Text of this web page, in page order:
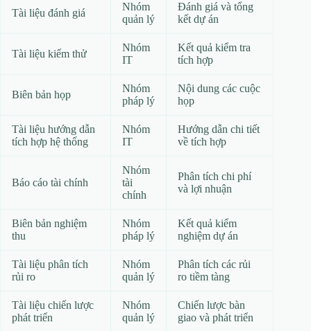
Tài liệu đánh giá
Nhóm
quản lý
Đánh giá và tổng
kết dự án
Tài liệu kiểm thử
Nhóm
IT
Kết quả kiểm tra
tích hợp
Biên bản họp
Nhóm
pháp lý
Nội dung các cuộc
họp
Tài liệu hướng dẫn
tích hợp hệ thống
Nhóm
IT
Hướng dẫn chi tiết
về tích hợp
Báo cáo tài chính
Nhóm
tài
chính
Phân tích chi phí
và lợi nhuận
Biên bản nghiệm
thu
Nhóm
pháp lý
Kết quả kiểm
nghiệm dự án
Tài liệu phân tích
rủi ro
Nhóm
quản lý
Phân tích các rủi
ro tiềm tàng
Tài liệu chiến lược
phát triển
Nhóm
quản lý
Chiến lược bàn
giao và phát triển